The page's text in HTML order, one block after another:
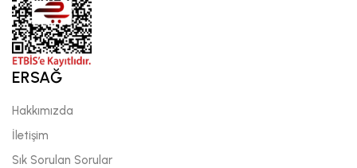
ERSAĞ
Hakkımızda
İletişim
Sık Sorulan Sorular